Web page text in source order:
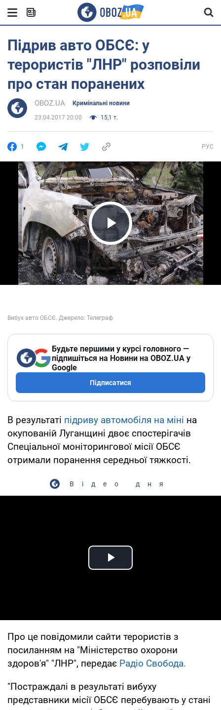
Підрив авто ОБСЄ: у
терористів "ЛНР" розповіли
про стан поранених
OBOZ.UA Кримінальні новини
23.04.2017 20:00 15,1 т.
1 РУС
Play Video
Будьте першими у курсі головного —
підпишіться на Новини на OBOZ.UA у
Google
Підписатися
В результаті підриву автомобіля на міні на
окупованій Луганщині двоє спостерігачів
Спеціальної моніторингової місії ОБСЄ
отримали поранення середньої тяжкості.
Відео дня
Play Video
Про це повідомили сайти терористів з
посиланням на "Міністерство охорони
здоров'я" "ЛНР", передає Радіо Свобода.
"Постраждалі в результаті вибуху
представники місії ОБСЄ перебувають у стані